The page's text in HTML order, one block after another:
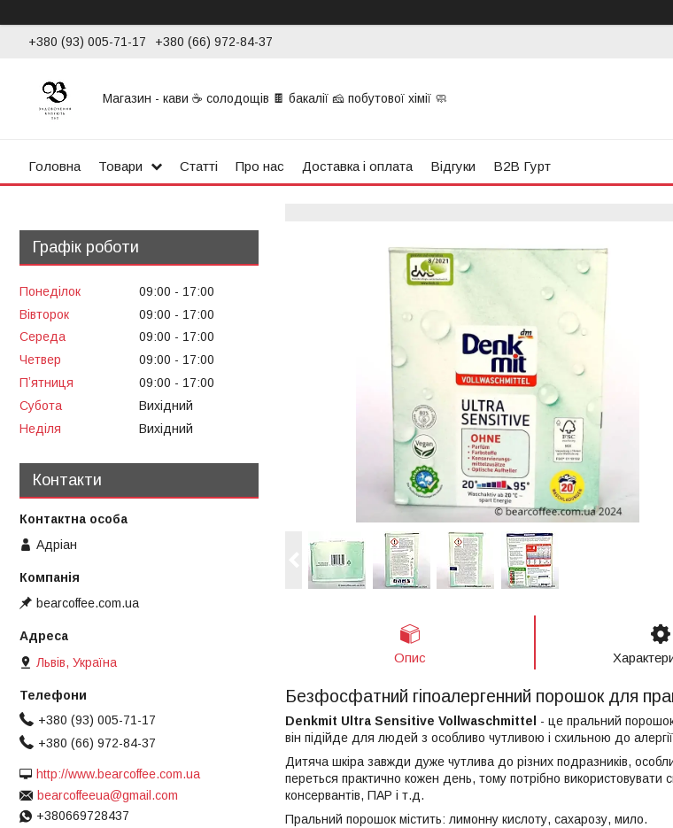
+380 (93) 005-71-17 +380 (66) 972-84-37
Магазин - кави ☕ солодощів 🍫 бакалії 🧀 побутової хімії 🧼
Головна Товари Статті Про нас Доставка і оплата Відгуки B2B Гурт
Опис
Безфосфатний гіпоалергенний порошок для
Denkmit Ultra Sensitive Vollwaschmittel
- це пральний
він підійде для людей з особливо чутливою і схильною до
Дитяча шкіра завжди дуже чутлива до різних подразників,
переться практично кожен день, тому потрібно
консервантів, ПАР і т.д.
Пральний порошок містить: лимонну кислоту, сахарозу, мило.
Графік роботи
Понеділок 09:00
17:00
Вівторок
09:00
17:00
Середа
09:00
17:00
Четвер
09:00
17:00
Пʼятниця
09:00
17:00
Субота
Вихідний
Неділя
Вихідний
Контакти
Адріан
bearcoffee.com.ua
Львів, Україна
+380 (93) 005-71-17
+380 (66) 972-84-37
http://www.bearcoffee.com.ua
bearcoffeeua@gmail.com
+380669728437